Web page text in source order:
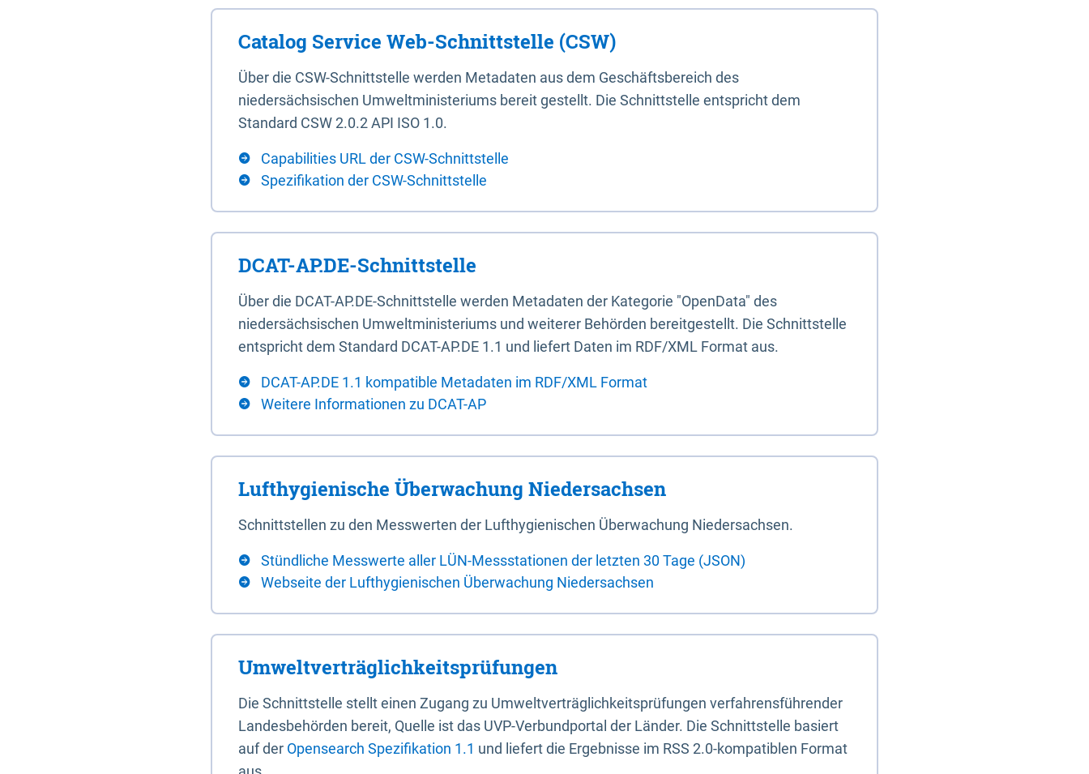
Catalog Service Web-Schnittstelle (CSW)
Über die CSW-Schnittstelle werden Metadaten aus dem Geschäftsbereich des
niedersächsischen Umweltministeriums bereit gestellt. Die Schnittstelle entspricht dem
Standard CSW 2.0.2 API ISO 1.0.
Capabilities URL der CSW-Schnittstelle
Spezifikation der CSW-Schnittstelle
DCAT-AP.DE-Schnittstelle
Über die DCAT-AP.DE-Schnittstelle werden Metadaten der Kategorie "OpenData" des
niedersächsischen Umweltministeriums und weiterer Behörden bereitgestellt. Die Schnittstelle
entspricht dem Standard DCAT-AP.DE 1.1 und liefert Daten im RDF/XML Format aus.
DCAT-AP.DE 1.1 kompatible Metadaten im RDF/XML Format
Weitere Informationen zu DCAT-AP
Lufthygienische Überwachung Niedersachsen
Schnittstellen zu den Messwerten der Lufthygienischen Überwachung Niedersachsen.
Stündliche Messwerte aller LÜN-Messstationen der letzten 30 Tage (JSON)
Webseite der Lufthygienischen Überwachung Niedersachsen
Umweltverträglichkeitsprüfungen
Die Schnittstelle stellt einen Zugang zu Umweltverträglichkeitsprüfungen verfahrensführender
Landesbehörden bereit, Quelle ist das UVP-Verbundportal der Länder. Die Schnittstelle basiert
auf der Opensearch Spezifikation 1.1 und liefert die Ergebnisse im RSS 2.0-kompatiblen Format